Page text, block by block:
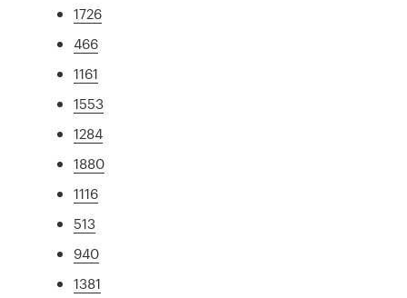
1726
466
1161
1553
1284
1880
1116
513
940
1381